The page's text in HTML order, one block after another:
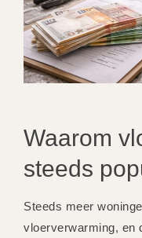
Waarom
steeds
Steeds meer
vloerverwarming, en